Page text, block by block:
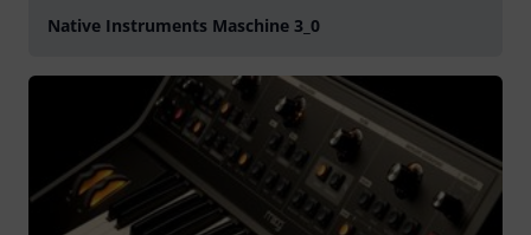
Native Instruments Maschine 3_0